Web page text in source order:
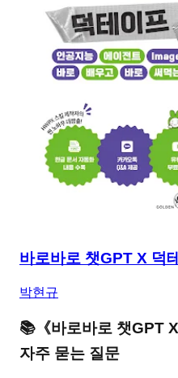
바로바로 챗GPT X 덕
박현규
📚 《바로바로 챗GPT
자주 묻는 질문